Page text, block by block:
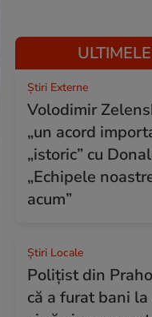
Știri Externe
Volodimir
„un acord
„istoric” cu
„Echipele
acum”
Știri Locale
Polițist din
că a furat bani la